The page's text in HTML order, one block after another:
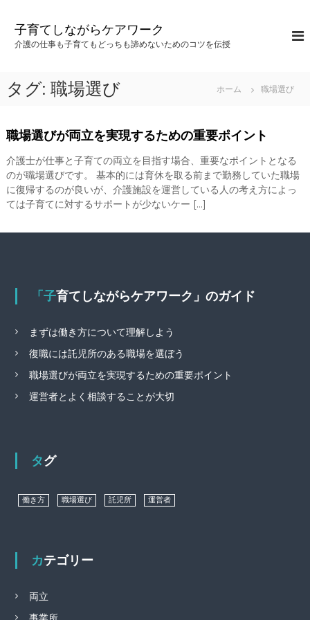
ス
プ
子育てしながらケアワーク
介護の仕事も子育てもどっちも諦めないためのコツを伝授
タグ: 職場選び ホーム 職場選び
職場選びが両立を実現するための重要ポイント
介護士が仕事と子育ての両立を目指す場合、重要なポイントとなる
のが職場選びです。 基本的には育休を取る前まで勤務していた職場
に復帰するのが良いが、介護施設を運営している人の考え方によっ
ては子育てに対するサポートが少ないケー […]
「子育てしながらケアワーク」のガイド
まずは働き方について理解しよう
復職には託児所のある職場を選ぼう
職場選びが両立を実現するための重要ポイント
運営者とよく相談することが大切
タグ
働き方 職場選び 託児所 運営者
カテゴリー
両立